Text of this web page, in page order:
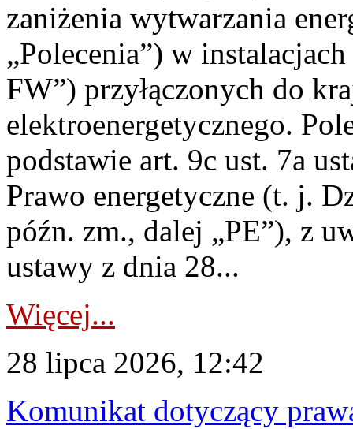
zaniżenia wytwarzania
„Polecenia”) w
FW”) przyłączonych do
elektroenergetycznego.
podstawie art. 9c ust. 7a
Prawo energetyczne (t. j.
późn. zm., dalej „PE”), z
ustawy z dnia 28...
Więcej...
28 lipca 2026, 12:42
Komunikat dotyczący